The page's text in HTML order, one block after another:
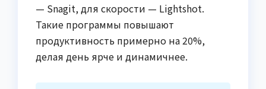
— Snagit, для скорости — Lightshot.
Такие программы повышают
продуктивность примерно на 20%,
делая день ярче и динамичнее.